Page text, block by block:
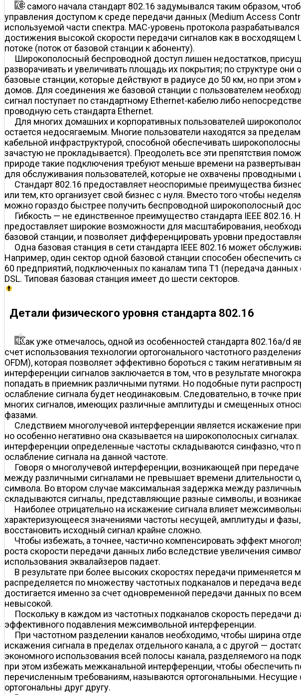
самого начала стандарт 802.16 задумывался таким образом,
управления доступом к среде передачи данных (Medium Access
используемой части спектра. МАС-уровень протокола
достижения высокой скорости передачи сигналов как в восходящем
потоке (поток от базовой станции к абоненту).
Широкополосный беспроводной доступ лишен недостатков,
разворачивать и увеличивать площадь их покрытия; по структуре
базовые станции, которые действуют в радиусе до 50 км, но при
домов. Для соединения же базовой станции с пользователем
сигнал поступает по стандартному Ethernet-кабелю либо
проводную сеть стандарта Ethernet.
Для многих домашних и корпоративных пользователей
остается недосягаемым. Многие пользователи находятся за
кабельной инфраструктурой, способной обеспечивать
зачастую не прокладывается). Преодолеть все эти препятствия
природе такие подключения требуют меньше времени на
для обслуживания пользователей, которые не охвачены
Стандарт 802.16 предоставляет неоспоримые преимущества
или тем, кто организует свой бизнес с нуля. Вместо того чтобы
можно гораздо быстрее получить беспроводной широкополосный
Гибкость — не единственное преимущество стандарта IEEE
предоставляет широкие возможности для масштабирования,
базовой станции, и позволяет дифференцировать уровни
Одна базовая станция в сети стандарта IEEE 802.16 может
Например, один сектор одной базовой станции способен
60 предприятий, подключенных по каналам типа T1 (передача
DSL. Типовая базовая станция имеет до шести секторов.
Детали физического уровня стандарта 802.16
ак уже отмечалось, одной из особенностей стандарта 802.16a/d
счет использования технологии ортогонального частотного
OFDM), которая позволяет эффективно бороться с таким
интерференции сигналов заключается в том, что в результате
попадать в приемник различными путями. Но подобные пути
ослабление сигнала будет неодинаковым. Следовательно, в точке
многих сигналов, имеющих различные амплитуды и смещенных
фазами.
Следствием многолучевой интерференции является искажение
но особенно негативно она сказывается на широкополосных
интерференции определенные частоты складываются синфазно, что
ослабление сигнала на данной частоте.
Говоря о многолучевой интерференции, возникающей при
между различными сигналами не превышает времени длительности
символа. Во втором случае максимальная задержка между
складываются сигналы, представляющие разные символы, и
Наиболее отрицательно на искажение сигнала влияет
характеризующееся значениями частоты несущей, амплитуды и
восстановить исходный сигнал крайне сложно.
Чтобы избежать, а точнее, частично компенсировать эффект
роста скорости передачи данных либо вследствие увеличения
использования эквалайзеров падает.
В результате при более высоких скоростях передачи
распределяется по множеству частотных подканалов и передача
достигается именно за счет одновременной передачи данных по
невысокой.
Поскольку в каждом из частотных подканалов скорость
эффективного подавления межсимвольной интерференции.
При частотном разделении каналов необходимо, чтобы ширина
искажения сигнала в пределах отдельного канала, а с другой —
экономного использования всей полосы канала, разделяемого на
при этом избежать межканальной интерференции, чтобы обеспечить
перечисленным требованиям, называются ортогональными.
ортогональны друг другу.